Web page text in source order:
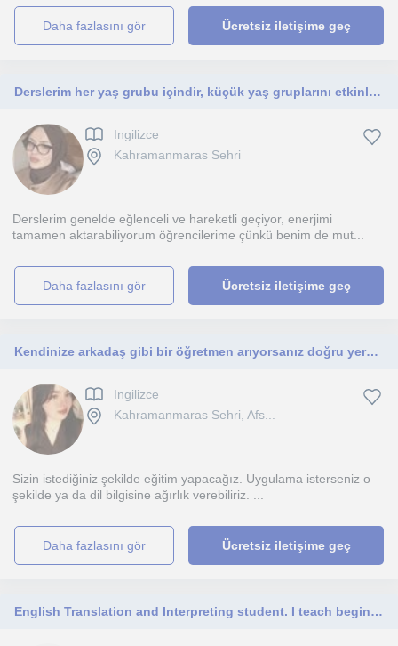
daha fazlasını gör Ücretsiz iletişime geç
Derslerim her yaş grubu içindir, küçük yaş gruplarını etkinliklerle destekliyorum görsel hafıza açısından daha sağlıklı buluyorum.
Ingilizce
Kahramanmaras Sehri
Derslerim genelde eğlenceli ve hareketli geçiyor, enerjimi
tamamen aktarabiliyorum öğrencilerime çünkü benim de mut...
daha fazlasını gör Ücretsiz iletişime geç
Kendinize arkadaş gibi bir öğretmen arıyorsanız doğru yerdesiniz. Birlikte hem öğrenip hem eğleneceğiz.💓
Ingilizce
Kahramanmaras Sehri, Afs...
Sizin istediğiniz şekilde eğitim yapacağız. Uygulama isterseniz o
şekilde ya da dil bilgisine ağırlık verebiliriz. ...
daha fazlasını gör Ücretsiz iletişime geç
English Translation and Interpreting student. I teach beginner and intermediate English, focusing on speaking,and grammar